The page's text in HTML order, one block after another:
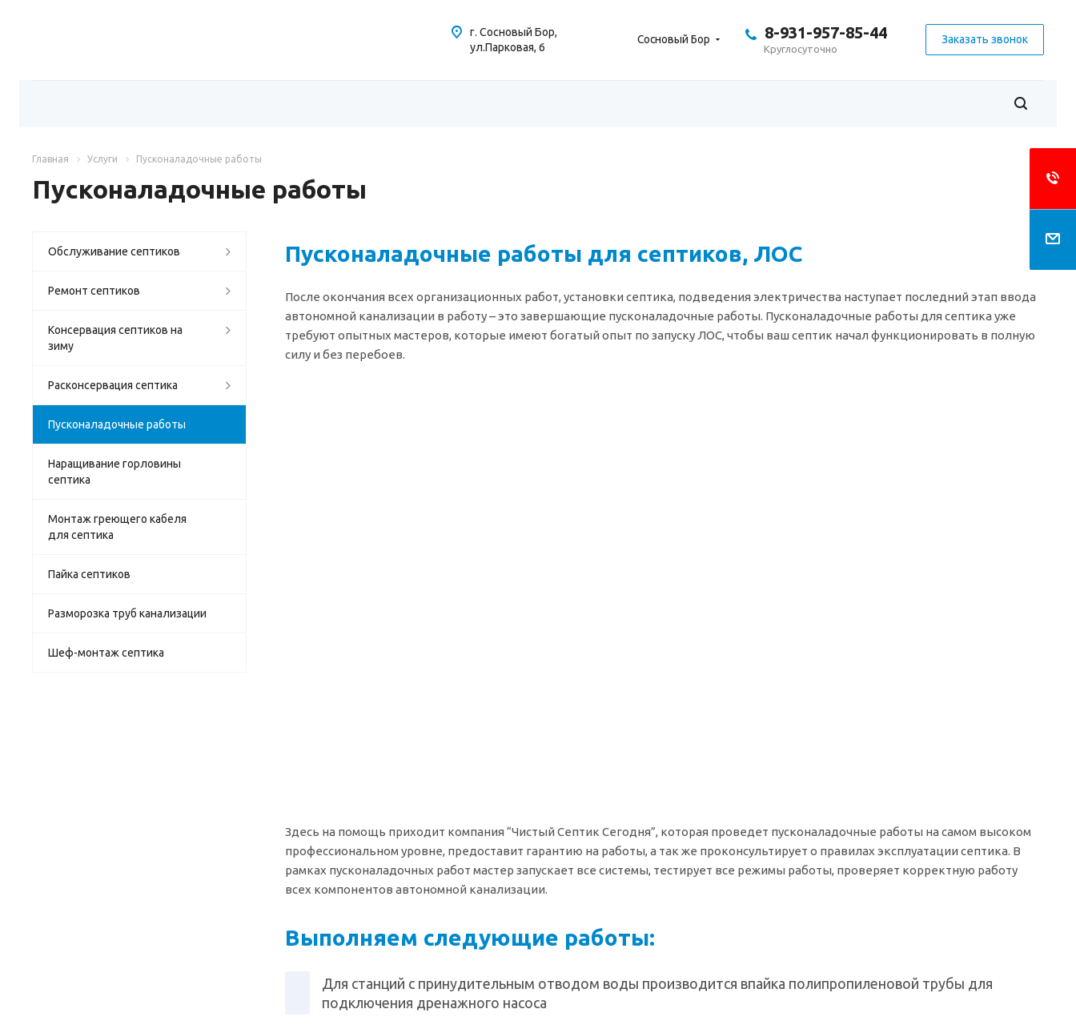
Сосновый Бор 8-931-957-85-44
Круглосуточно
Заказать звонок
г. Сосновый Бор,
ул.Парковая, 6
Главная Услуги Пусконаладочные работы
Пусконаладочные работы
Пусконаладочные работы для септиков, ЛОС
После окончания всех организационных работ, установки септика, подведения электричества наступает последний этап ввода
автономной канализации в работу – это завершающие пусконаладочные работы. Пусконаладочные работы для септика уже
требуют опытных мастеров, которые имеют богатый опыт по запуску ЛОС, чтобы ваш септик начал функционировать в полную
силу и без перебоев.
Здесь на помощь приходит компания “Чистый Септик Сегодня”, которая проведет пусконаладочные работы на самом высоком
профессиональном уровне, предоставит гарантию на работы, а так же проконсультирует о правилах эксплуатации септика. В
рамках пусконаладочных работ мастер запускает все системы, тестирует все режимы работы, проверяет корректную работу
всех компонентов автономной канализации.
Выполняем следующие работы:
Для станций с принудительным отводом воды производится впайка полипропиленовой трубы для
подключения дренажного насоса
Обслуживание септиков
Ремонт септиков
Консервация септиков на
зиму
Расконсервация септика
Пусконаладочные работы
Наращивание горловины
септика
Монтаж греющего кабеля
для септика
Пайка септиков
Разморозка труб канализации
Шеф-монтаж септика